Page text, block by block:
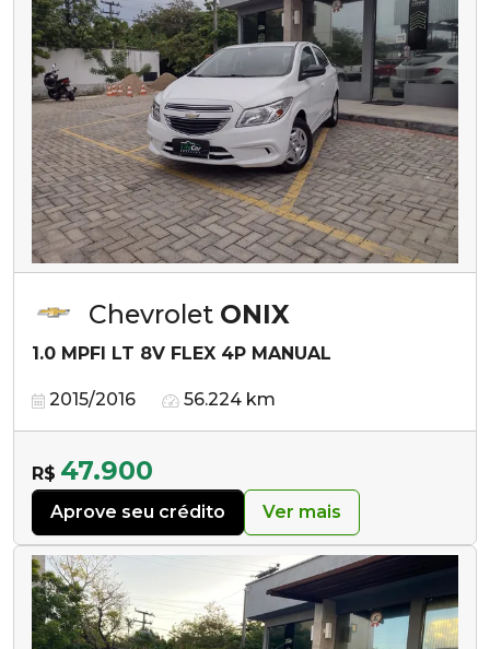
Chevrolet ONIX
1.0 MPFI LT 8V FLEX 4P MANUAL
2015/2016 56.224 km
R$ 47.900
Aprove seu crédito Ver mais